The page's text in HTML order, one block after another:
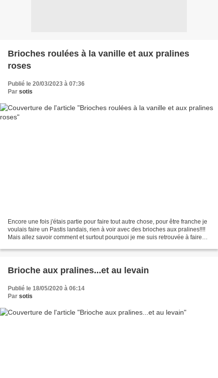
Brioches roulées à la vanille et aux pralines
roses
Publié le 20/03/2023 à 07:36
Par sotis
Encore une fois j'étais partie pour faire tout autre chose, pour être franche je
voulais faire un Pastis landais, rien à voir avec des brioches aux pralines!!!!
Mais allez savoir comment et surtout pourquoi je me suis retrouvée à faire
Brioche aux pralines...et au levain
Publié le 18/05/2020 à 06:14
Par sotis